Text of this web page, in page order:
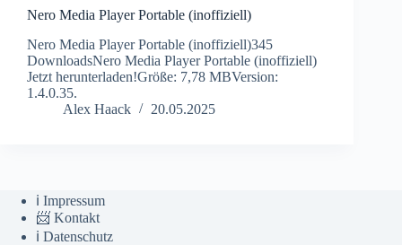
Nero Media Player Portable (inoffiziell)
Nero Media Player Portable (inoffiziell)345
DownloadsNero Media Player Portable (inoffiziell)
Jetzt herunterladen!Größe: 7,78 MBVersion:
1.4.0.35.
Alex Haack
20.05.2025
ℹ️ Impressum
📨 Kontakt
ℹ️ Datenschutz